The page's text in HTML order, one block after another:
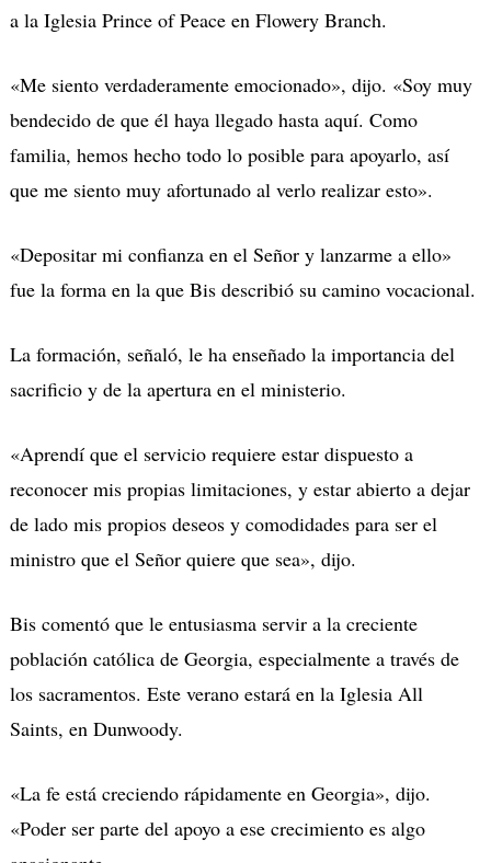
a la Iglesia Prince of Peace en Flowery Branch.
«Me siento verdaderamente emocionado», dijo. «Soy muy
bendecido de que él haya llegado hasta aquí. Como
familia, hemos hecho todo lo posible para apoyarlo, así
que me siento muy afortunado al verlo realizar esto».
«Depositar mi confianza en el Señor y lanzarme a ello»
fue la forma en la que Bis describió su camino vocacional.
La formación, señaló, le ha enseñado la importancia del
sacrificio y de la apertura en el ministerio.
«Aprendí que el servicio requiere estar dispuesto a
reconocer mis propias limitaciones, y estar abierto a dejar
de lado mis propios deseos y comodidades para ser el
ministro que el Señor quiere que sea», dijo.
Bis comentó que le entusiasma servir a la creciente
población católica de Georgia, especialmente a través de
los sacramentos. Este verano estará en la Iglesia All
Saints, en Dunwoody.
«La fe está creciendo rápidamente en Georgia», dijo.
«Poder ser parte del apoyo a ese crecimiento es algo